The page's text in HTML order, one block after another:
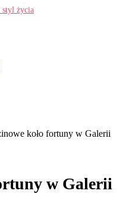
styl życia
koło fortuny w Galerii
w Galerii